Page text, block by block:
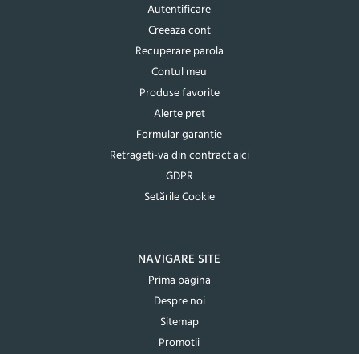
Autentificare
Creeaza cont
Recuperare parola
Contul meu
Produse favorite
Alerte pret
Formular garantie
Retrageti-va din contract aici
GDPR
Setările Cookie
NAVIGARE SITE
Prima pagina
Despre noi
Sitemap
Promotii